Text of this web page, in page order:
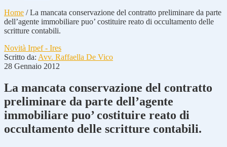
Home /La mancata conservazione del contratto preliminare da parte
dell’agente immobiliare puo’ costituire reato di occultamento delle
scritture contabili.
Novità Irpef - Ires
Scritto da: Avv. Raffaella De Vico
28 Gennaio 2012
La mancata conservazione del contratto
preliminare da parte dell’agente
immobiliare puo’ costituire reato di
occultamento delle scritture contabili.